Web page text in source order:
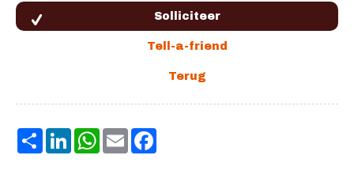
Share LinkedInWhatsApp
Email